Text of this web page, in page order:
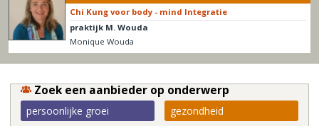
Chi Kung voor body - mind Integratie
praktijk M. Wouda
Monique Wouda
Zoek een aanbieder op onderwerp
persoonlijke groei gezondheid